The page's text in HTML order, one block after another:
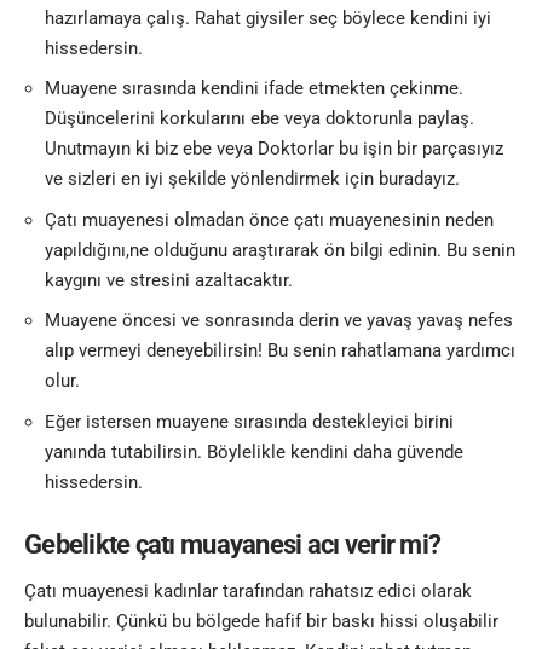
hazırlamaya çalış. Rahat giysiler seç böylece kendini iyi
hissedersin.
Muayene sırasında kendini ifade etmekten çekinme.
Düşüncelerini korkularını ebe veya doktorunla paylaş.
Unutmayın ki biz ebe veya Doktorlar bu işin bir parçasıyız
ve sizleri en iyi şekilde yönlendirmek için buradayız.
Çatı muayenesi olmadan önce çatı muayenesinin neden
yapıldığını,ne olduğunu araştırarak ön bilgi edinin. Bu senin
kaygını ve stresini azaltacaktır.
Muayene öncesi ve sonrasında derin ve yavaş yavaş nefes
alıp vermeyi deneyebilirsin! Bu senin rahatlamana yardımcı
olur.
Eğer istersen muayene sırasında destekleyici birini
yanında tutabilirsin. Böylelikle kendini daha güvende
hissedersin.
Gebelikte çatı muayanesi acı verir mi?
Çatı muayenesi kadınlar tarafından rahatsız edici olarak
bulunabilir. Çünkü bu bölgede hafif bir baskı hissi oluşabilir